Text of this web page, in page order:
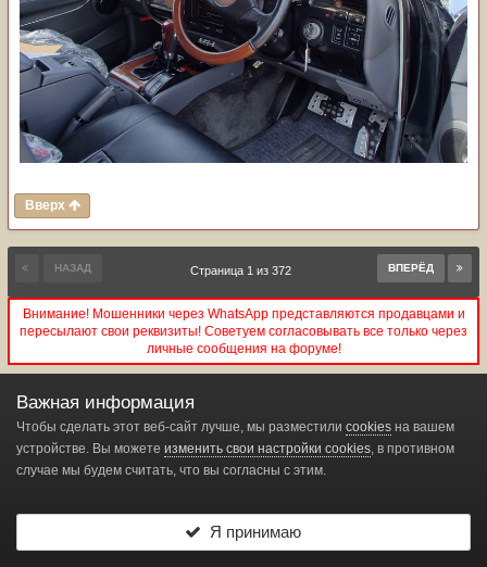
Вверх
НАЗАД ВПЕРЁД
Страница 1 из 372
Внимание! Мошенники через WhatsApp представляются продавцами и
пересылают свои реквизиты! Советуем согласовывать все только через
личные сообщения на форуме!
Создайте аккаунт или войдите в него
для комментирования
Создать аккаунт
Важная информация
Чтобы сделать этот веб-сайт лучше, мы разместили cookies на вашем
устройстве. Вы можете изменить свои настройки cookies, в противном
случае мы будем считать, что вы согласны с этим.
Я принимаю